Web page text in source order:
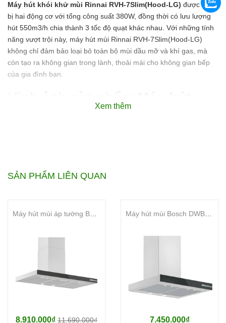
Máy hút khói khử mùi Rinnai RVH-7Slim(Hood-LG) được trang
bị hai động cơ với tổng công suất 380W, đồng thời có lưu lượng
hút 550m3/h chia thành 3 tốc độ quạt khác nhau. Với những tính
năng vượt trội này, máy hút mùi Rinnai RVH-7Slim(Hood-LG)
không chỉ đảm bảo loại bỏ toàn bộ mùi dầu mỡ và khí gas, mà
còn tạo ra không gian trong lành, thoải mái cho không gian bếp
của gia đình bạn.
Xem thêm
SẢN PHẨM LIÊN QUAN
8.910.000₫ 11.690.000₫ 7.450.000₫